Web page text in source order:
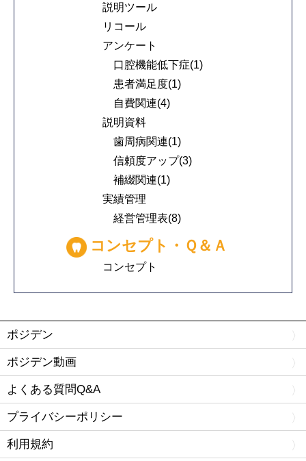
説明ツール
リコール
アンケート
口腔機能低下症(1)
患者満足度(1)
自費関連(4)
説明資料
歯周病関連(1)
信頼度アップ(3)
補綴関連(1)
実績管理
経営管理表(8)
コンセプト・Ｑ＆Ａ
コンセプト
ポジデン
ポジデン動画
よくある質問Q&A
プライバシーポリシー
利用規約